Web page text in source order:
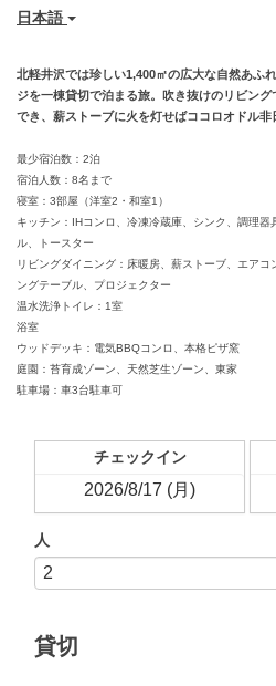
日本語
北軽井沢では珍しい1,400㎡の広大な自然あふ
ジを一棟貸切で泊まる旅。吹き抜けのリビン
でき、薪ストーブに火を灯せばココロオドル非
最少宿泊数：2泊
宿泊人数：8名まで
寝室：3部屋（洋室2・和室1）
キッチン：IHコンロ、冷凍冷蔵庫、シンク、調理器
ル、トースター
リビングダイニング：床暖房、薪ストーブ、エア
ングテーブル、プロジェクター
温水洗浄トイレ：1室
浴室
ウッドデッキ：電気BBQコンロ、本格ピザ窯
庭園：苔育成ゾーン、天然芝生ゾーン、東家
駐車場：車3台駐車可
チェックイン
人
貸切